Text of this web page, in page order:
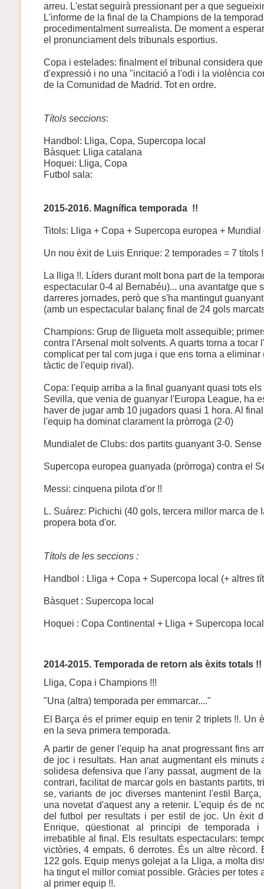
arreu. L'estat seguirà pressionant per a que
L'informe de la final de la Champions de la
procedimentalment surrealista. De moment a
el pronunciament dels tribunals esportius.
Copa i estelades: finalment el tribunal considera
d'expressió i no una "incitació a l'odi i la violència
de la Comunidad de Madrid. Tot en ordre.
Títols seccions:
Handbol: Lliga, Copa, Supercopa local
Bàsquet: Lliga catalana
Hoquei: Lliga, Copa
Futbol sala:
2015-2016. Magnífica temporada !!
Titols: Lliga + Copa + Supercopa europea + Mundial
Un nou èxit de Luis Enrique: 2 temporades = 7 títols !
La lliga !!. Líders durant molt bona part de la
espectacular 0-4 al Bernabéu)... una avantatge que
darreres jornades, però que s'ha mantingut
(amb un espectacular balanç final de 24 gols
Champions: Grup de lligueta molt assequible;
contra l'Arsenal molt solvents. A quarts torna a tocar
complicat per tal com juga i que ens torna a
tàctic de l'equip rival).
Copa: l'equip arriba a la final guanyant quasi tots
Sevilla, que venia de guanyar l'Europa League, ha
haver de jugar amb 10 jugadors quasi 1 hora. Al
l'equip ha dominat clarament la pròrroga (2-0)
Mundialet de Clubs: dos partits guanyant 3-0.
Supercopa europea guanyada (pròrroga) contra el
Messi: cinquena pilota d'or !!
L. Suárez: Pichichi (40 gols, tercera millor marca de
propera bota d'or.
Títols de les seccions :
Handbol : Lliga + Copa + Supercopa local (+ altres
Bàsquet : Supercopa local
Hoquei : Copa Continental + Lliga + Supercopa
2014-2015. Temporada de retorn als èxits totals !!
Lliga, Copa i Champions !!!
"Una (altra) temporada per emmarcar...."
El Barça és el primer equip en tenir 2 triplets !!. Un
en la seva primera temporada.
A partir de gener l'equip ha anat progressant fins
de joc i resultats. Han anat augmentant els minuts
solidesa defensiva que l'any passat, augment de
contrari, facilitat de marcar gols en bastants partits,
se, variants de joc diverses mantenint l'estil
una novetat d'aquest any a retenir. L'equip és de
del futbol per resultats i per estil de joc. Un èxit
Enrique, qüestionat al principi de temporada i
irrebatible al final. Els resultats espectaculars:
victòries, 4 empats, 6 derrotes. És un altre rècord.
122 gols. Equip menys golejat a la Lliga, a molta
ha tingut el millor comiat possible. Gràcies per totes
al primer equip !!.